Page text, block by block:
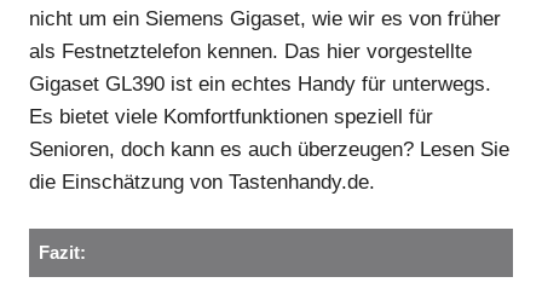
nicht um ein Siemens Gigaset, wie wir es von früher
als Festnetztelefon kennen. Das hier vorgestellte
Gigaset GL390 ist ein echtes Handy für unterwegs.
Es bietet viele Komfortfunktionen speziell für
Senioren, doch kann es auch überzeugen? Lesen Sie
die Einschätzung von Tastenhandy.de.
Fazit: